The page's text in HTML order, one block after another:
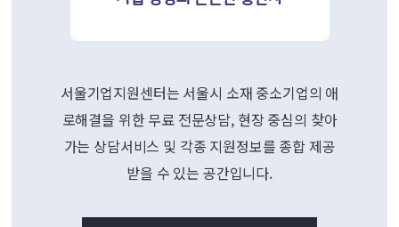
서울기업지원센터는 서울시 소재 중소기업의 애
로해결을 위한 무료 전문상담, 현장 중심의 찾아
가는 상담서비스 및 각종 지원정보를 종합 제공
받을 수 있는 공간입니다.